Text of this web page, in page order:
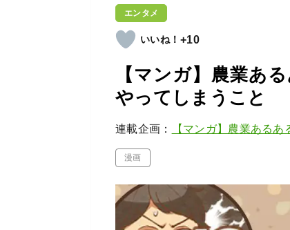
エンタメ
+10
【マンガ】農業あ
やってしまうこと
連載企画： 【マンガ】農業あるあ
漫画